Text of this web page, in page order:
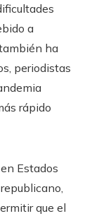
a
ha
periodistas
rápido
Estados
que el